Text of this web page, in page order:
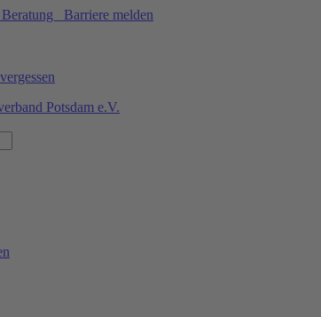
Barriere melden